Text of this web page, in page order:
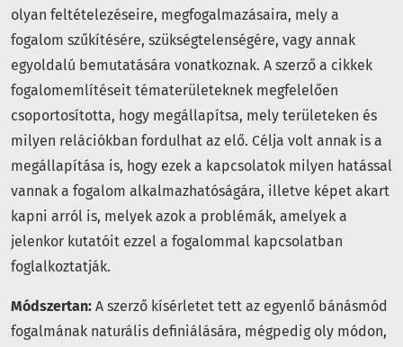
olyan feltételezéseire, megfogalmazásaira, mely a
fogalom szűkítésére, szükségtelenségére, vagy annak
egyoldalú bemutatására vonatkoznak. A szerző a cikkek
fogalomemlítéseit tématerületeknek megfelelően
csoportosította, hogy megállapítsa, mely területeken és
milyen relációkban fordulhat az elő. Célja volt annak is a
megállapítása is, hogy ezek a kapcsolatok milyen hatással
vannak a fogalom alkalmazhatóságára, illetve képet akart
kapni arról is, melyek azok a problémák, amelyek a
jelenkor kutatóit ezzel a fogalommal kapcsolatban
foglalkoztatják.
Módszertan: A szerző kísérletet tett az egyenlő bánásmód
fogalmának naturális definiálására, mégpedig oly módon,